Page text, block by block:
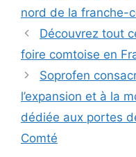
nord de la franche-
Découvrez tout
foire comtoise en
Soprofen
l’expansion et à la
dédiée aux portes
Comté